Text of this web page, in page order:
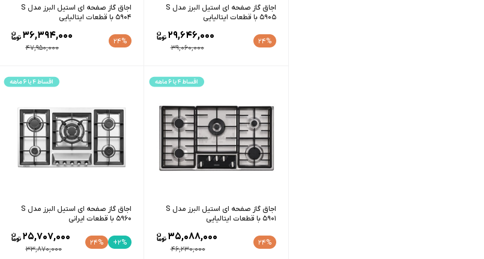
اجاق گاز صفحه ای استیل البرز مدل S
5905 با قطعات ایتالیایی
24%
39,060,000
29,646,000
اجاق گاز صفحه ای استیل البرز مدل S
5904 با قطعات ایتالیایی
24%
47,950,000
36,394,000
اجاق گاز صفحه ای استیل البرز مدل S
5901 با قطعات ایتالیایی
24%
46,230,000
35,088,000
اجاق گاز صفحه ای استیل البرز مدل S
5960 با قطعات ایرانی
24% +2%
33,870,000
25,707,000